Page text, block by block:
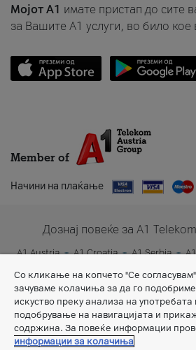
Мојот A1 имате пристап до сите
за Вашите A1 услуги, во било кое
Member of
Начини на плаќање
Дознај повеќе за A1
A1 Austria A1 Croatia A1 Serbia
A1 Slovenia
A1
Со кликање на копчето "Се
зачуваме колачиња за да го
искуство преку анализа на
подобрување на навигацијата и
содржина. За повеќе информации
информации за колачиња